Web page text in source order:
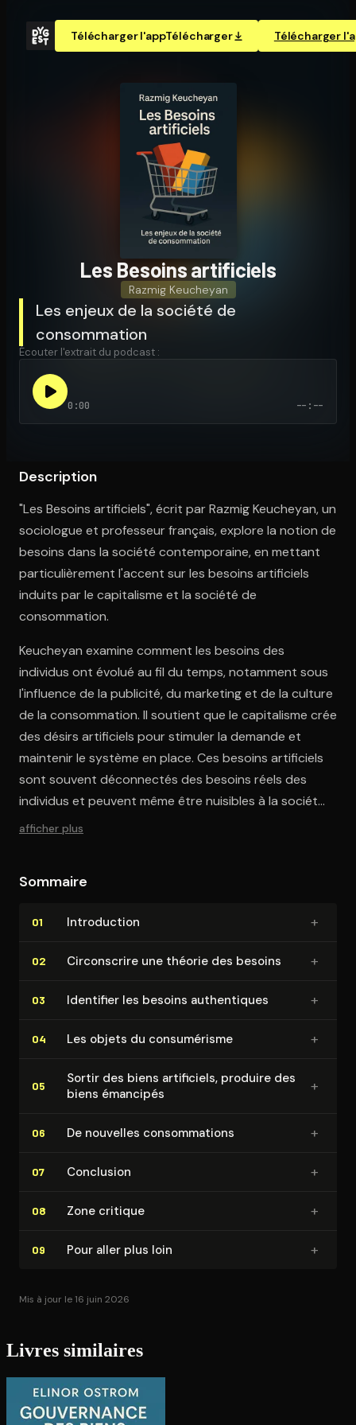
Télécharger l'appTélécharger Télécharger
Ouvre l'app Appareil photo, pointe sur le code. C'est gratuit à
Les Besoins artificiels
Razmig Keucheyan
Les enjeux de la société de
consommation
Écouter l'extrait du podcast :
0:00 --:--
Description
"Les Besoins artificiels", écrit par Razmig Keucheyan, un
sociologue et professeur français, explore la notion de
besoins dans la société contemporaine, en mettant
particulièrement l'accent sur les besoins artificiels
induits par le capitalisme et la société de
consommation.
Keucheyan examine comment les besoins des
individus ont évolué au fil du temps, notamment sous
l'influence de la publicité, du marketing et de la culture
de la consommation. Il soutient que le capitalisme crée
des désirs artificiels pour stimuler la demande et
maintenir le système en place. Ces besoins artificiels
sont souvent déconnectés des besoins réels des
individus et peuvent même être nuisibles à la société
et à l'environnement.
afficher plus
Sommaire
01 In­tro­duc­tion +
02 Cir­cons­crire une théorie des besoins +
03 Identifier les besoins au­then­tiques +
04 Les objets du consu­mé­risme +
05
Sortir des biens artificiels, produire des
biens émancipés
+
06 De nouvelles consom­ma­tions +
07 Conclusion +
08 Zone critique +
09 Pour aller plus loin +
Mis à jour le 16 juin 2026
Livres similaires